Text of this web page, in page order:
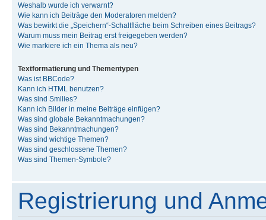
Weshalb wurde ich verwarnt?
Wie kann ich Beiträge den Moderatoren melden?
Was bewirkt die „Speichern“-Schaltfläche beim Schreiben eines Beitrags?
Warum muss mein Beitrag erst freigegeben werden?
Wie markiere ich ein Thema als neu?
Textformatierung und Thementypen
Was ist BBCode?
Kann ich HTML benutzen?
Was sind Smilies?
Kann ich Bilder in meine Beiträge einfügen?
Was sind globale Bekanntmachungen?
Was sind Bekanntmachungen?
Was sind wichtige Themen?
Was sind geschlossene Themen?
Was sind Themen-Symbole?
Registrierung und